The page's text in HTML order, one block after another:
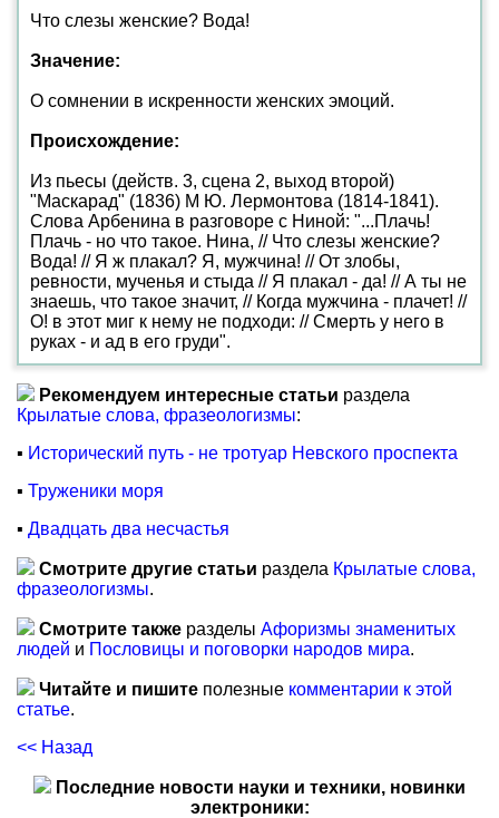
Что слезы женские? Вода!
Значение:
О сомнении в искренности женских эмоций.
Происхождение:
Из пьесы (действ. 3, сцена 2, выход второй)
"Маскарад" (1836) М Ю. Лермонтова (1814-1841).
Слова Арбенина в разговоре с Ниной: "...Плачь!
Плачь - но что такое. Нина, // Что слезы женские?
Вода! // Я ж плакал? Я, мужчина! // От злобы,
ревности, мученья и стыда // Я плакал - да! // А ты не
знаешь, что такое значит, // Когда мужчина - плачет! //
О! в этот миг к нему не подходи: // Смерть у него в
руках - и ад в его груди".
Рекомендуем интересные статьи раздела
Крылатые слова, фразеологизмы:
▪ Исторический путь - не тротуар Невского проспекта
▪ Труженики моря
▪ Двадцать два несчастья
Смотрите другие статьи раздела Крылатые слова,
фразеологизмы.
Смотрите также разделы Афоризмы знаменитых
людей и Пословицы и поговорки народов мира.
Читайте и пишите полезные комментарии к этой
статье.
<< Назад
Последние новости науки и техники, новинки
электроники: